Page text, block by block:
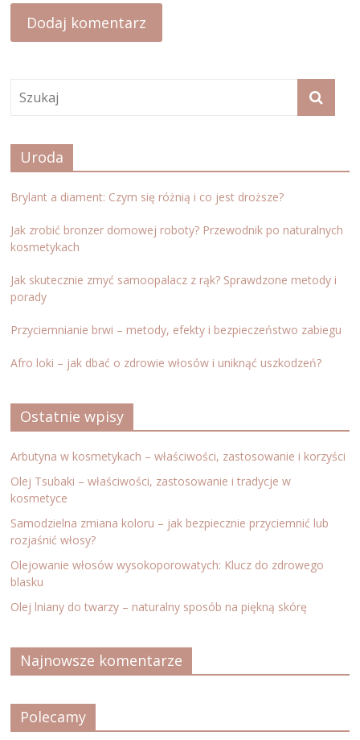
Uroda
Brylant a diament: Czym się różnią i co jest droższe?
Jak zrobić bronzer domowej roboty? Przewodnik po naturalnych
kosmetykach
Jak skutecznie zmyć samoopalacz z rąk? Sprawdzone metody i
porady
Przyciemnianie brwi – metody, efekty i bezpieczeństwo zabiegu
Afro loki – jak dbać o zdrowie włosów i uniknąć uszkodzeń?
Ostatnie wpisy
Arbutyna w kosmetykach – właściwości, zastosowanie i korzyści
Olej Tsubaki – właściwości, zastosowanie i tradycje w
kosmetyce
Samodzielna zmiana koloru – jak bezpiecznie przyciemnić lub
rozjaśnić włosy?
Olejowanie włosów wysokoporowatych: Klucz do zdrowego
blasku
Olej lniany do twarzy – naturalny sposób na piękną skórę
Najnowsze komentarze
Polecamy